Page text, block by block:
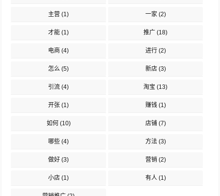
主营 (1) 一家(2)
才能 (1) 推广 (18)
电商 (4) 进行(2)
怎么 (5) 新店(3)
引流 (4) 淘宝 (13)
开张 (1) 赚钱(1)
如何 (10) 店铺(7)
哪些 (4) 方法(3)
做好 (3) 营销 (2)
小店 (1) 有人(1)